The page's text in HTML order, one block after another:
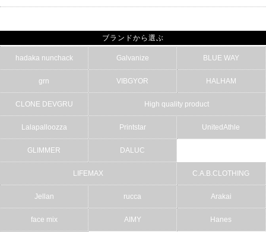
ブランドから選ぶ
hadaka nunchack Galvanize BLUE WAY
grn VIBGYOR HALHAM
CLONE DEVGRU High quality product
Lalapalloozza Printstar UnitedAthle
GLIMMER DALUC
LIFEMAX C.A.B.CLOTHING
Jellan rucca Arakai
face mix AIMY Hanes